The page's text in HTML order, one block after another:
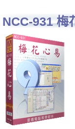
NCC-931 梅